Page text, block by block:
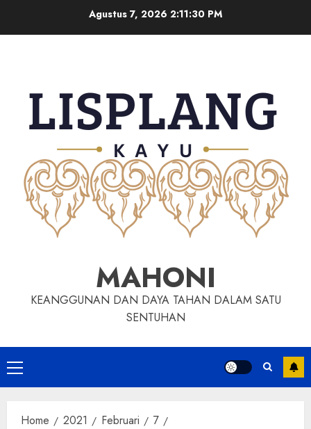
Agustus 7, 20262:11:31 PM
MAHONI
KEANGGUNAN DAN DAYA TAHAN DALAM SATU
SENTUHAN
Home 2021 Februari
7